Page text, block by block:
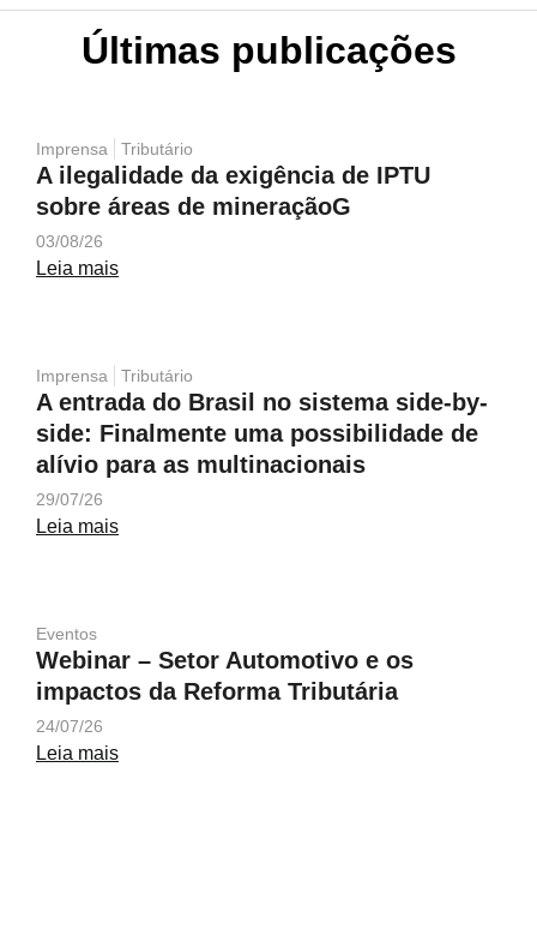
Últimas publicações
Imprensa Tributário
A ilegalidade da exigência de IPTU
sobre áreas de mineraçãoG
03/08/26
Leia mais
Imprensa Tributário
A entrada do Brasil no sistema side-by-
side: Finalmente uma possibilidade de
alívio para as multinacionais
29/07/26
Leia mais
Eventos
Webinar – Setor Automotivo e os
impactos da Reforma Tributária
24/07/26
Leia mais